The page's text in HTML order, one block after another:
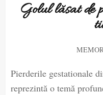
Golul lăsat de
Pierderile gestationale
reprezintă o temă